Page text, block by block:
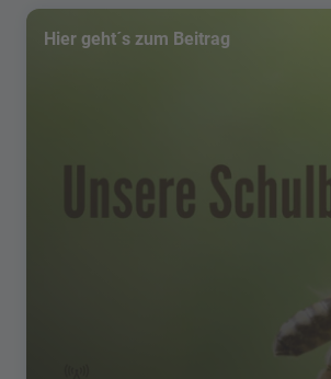
Hier geht´s zum Beitrag